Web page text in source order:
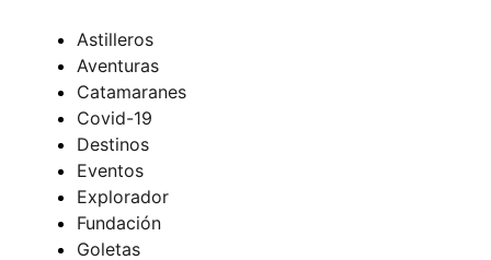
Astilleros
Aventuras
Catamaranes
Covid-19
Destinos
Eventos
Explorador
Fundación
Goletas